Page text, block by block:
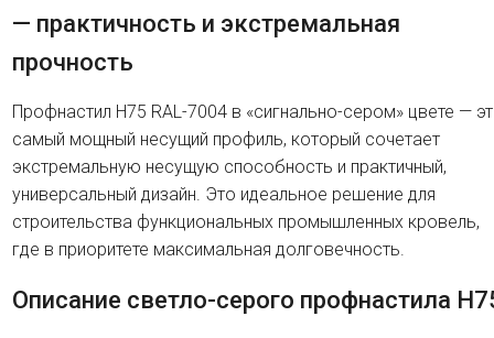
— практичность и экстремальная
прочность
Профнастил H75 RAL-7004 в «сигнально-сером» цвете —
самый мощный несущий профиль, который сочетает
экстремальную несущую способность и практичный,
универсальный дизайн. Это идеальное решение для
строительства функциональных промышленных кровель,
где в приоритете максимальная долговечность.
Описание светло-серого профнастила